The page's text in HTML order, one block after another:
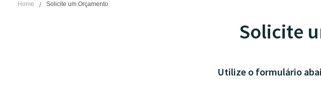
Home Solicite um Orçamento
Solicite
Utilize o formulário